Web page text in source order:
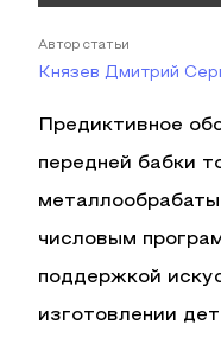
Автор статьи
Князев Дмитрий
Предиктивное
передней бабки
числовым
поддержкой
изготовлении